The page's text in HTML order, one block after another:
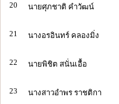
20 นายศุภชาติ คำวัฒน์
21 นางอรอินทร์ คลองมิ่ง
22 นายพิชิต สนั่นเอื้อ
23 นางสาวอำพร ราชติกา